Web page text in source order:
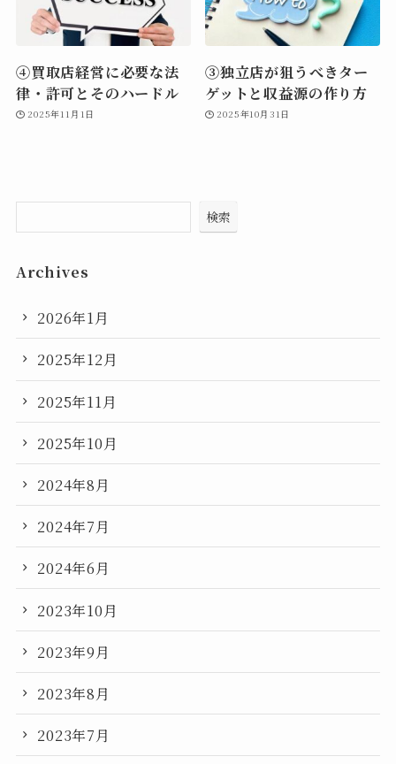
④買取店経営に必要な法
律・許可とそのハードル
2025年11月1日
③独立店が狙うべきター
ゲットと収益源の作り方
2025年10月31日
検索
Archives
2026年1月
2025年12月
2025年11月
2025年10月
2024年8月
2024年7月
2024年6月
2023年10月
2023年9月
2023年8月
2023年7月